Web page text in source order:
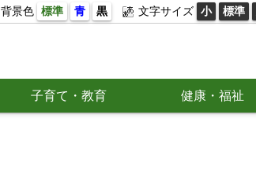
背景色 標準 青 黒 文字サイズ 小 標準
子育て・教育 健康・福祉